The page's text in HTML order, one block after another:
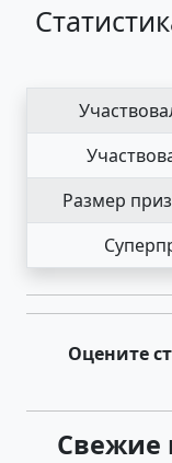
Размер
Оцените
Свежие